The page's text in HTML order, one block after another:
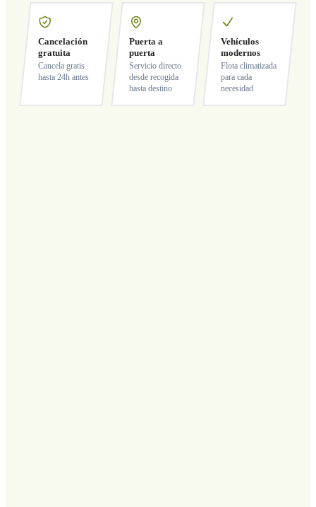
Cancelación
gratuita
Cancela gratis
hasta 24h antes
Puerta a
puerta
Servicio directo
desde recogida
hasta destino
Vehículos
modernos
Flota climatizada
para cada
necesidad